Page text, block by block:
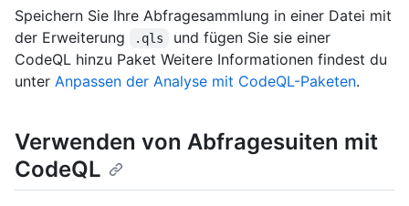
Speichern Sie Ihre Abfragesammlung in einer Datei mit
der Erweiterung
.qls
und fügen Sie sie einer
CodeQL hinzu Paket Weitere Informationen findest du
unter Anpassen der Analyse mit CodeQL-Paketen.
Verwenden von Abfragesuiten mit
CodeQL